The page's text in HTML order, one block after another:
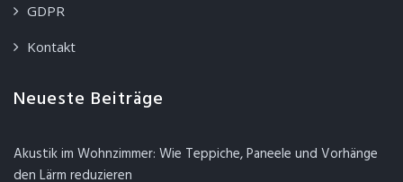
GDPR
Kontakt
Neueste Beiträge
Akustik im Wohnzimmer: Wie Teppiche, Paneele und Vorhänge
den Lärm reduzieren